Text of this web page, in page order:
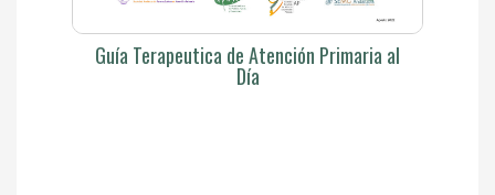
Guía Terapeutica de Atención Primaria al
Día